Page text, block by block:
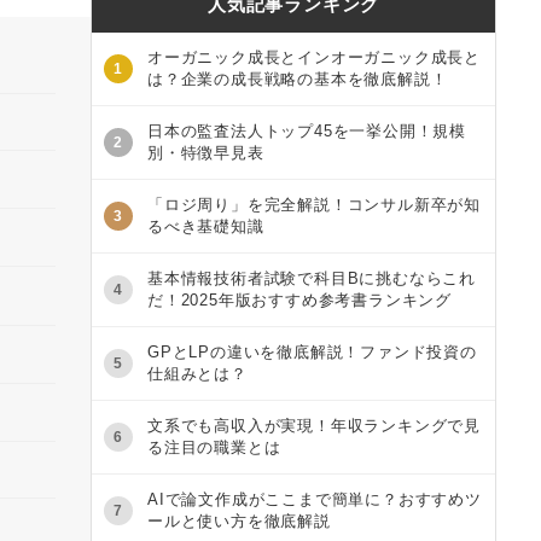
1
オーガニック成長とインオーガニック成長と
は？企業の成長戦略の基本を徹底解説！
2
日本の監査法人トップ45を一挙公開！規模
別・特徴早見表
3
「ロジ周り」を完全解説！コンサル新卒が知
るべき基礎知識
4
基本情報技術者試験で科目Bに挑むならこれ
だ！2025年版おすすめ参考書ランキング
5
GPとLPの違いを徹底解説！ファンド投資の
仕組みとは？
6
文系でも高収入が実現！年収ランキングで見
る注目の職業とは
7
AIで論文作成がここまで簡単に？おすすめツ
ールと使い方を徹底解説